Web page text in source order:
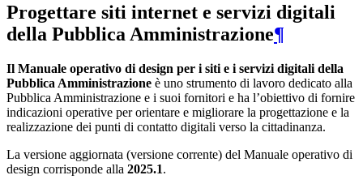
Progettare siti internet e servizi digitali
della Pubblica Amministrazione¶
Il Manuale operativo di design per i siti e i servizi digitali della
Pubblica Amministrazione è uno strumento di lavoro dedicato alla
Pubblica Amministrazione e i suoi fornitori e ha l’obiettivo di fornire
indicazioni operative per orientare e migliorare la progettazione e la
realizzazione dei punti di contatto digitali verso la cittadinanza.
La versione aggiornata (versione corrente) del Manuale operativo di
design corrisponde alla 2025.1.